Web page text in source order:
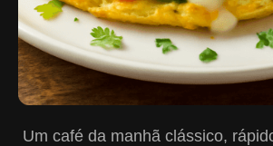
Um café da manhã clássico,